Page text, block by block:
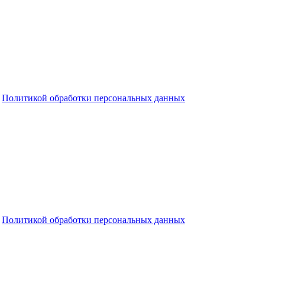
Политикой обработки персональных данных
Политикой обработки персональных данных